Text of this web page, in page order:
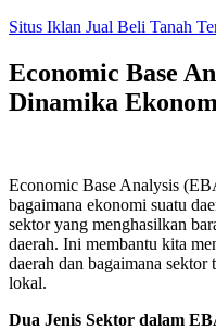
Skip
content
Situs Iklan Jual Beli Tanah
Economic Base
Dinamika
Economic Base Analysis
bagaimana ekonomi suatu
sektor yang menghasilkan
daerah. Ini membantu kita
daerah dan bagaimana
lokal.
Dua Jenis Sektor dalam